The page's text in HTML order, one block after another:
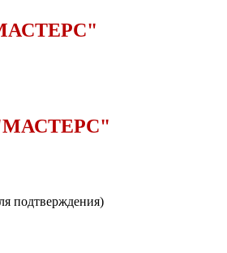
"МАСТЕРС"
подтверждения)